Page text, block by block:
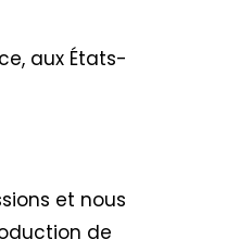
aux États-
et nous
de